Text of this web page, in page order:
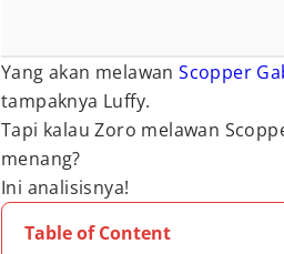
Yang akan melawanScopper
tampaknya Luffy.
Tapi kalau Zoro melawan
menang?
Ini analisisnya!
Table of Content